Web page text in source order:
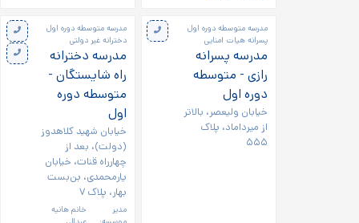
مدرسه متوسطه دوره اول
پسرانه هیات امنایی
مدرسه پسرانه
رازی - متوسطه
دوره اول
خیابان ولیعصر، بالاتر
از میرداماد، پلاک
۵۵۵
مدرسه متوسطه دوره اول
دخترانه غیر دولتی
مدرسه دخترانه
راه شایستگان -
متوسطه دوره
اول
خیابان شهید کلاهدوز
(دولت)، بعد از
چهارراه قنات، خیابان
یارمحمدی، بن‌بست
بهار، پلاک ۷
مدیر
خانم هانیه